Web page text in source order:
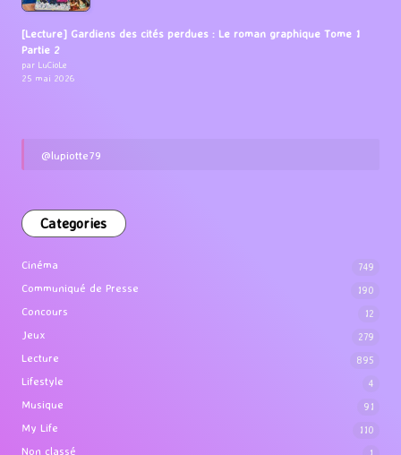
[Lecture] Gardiens des cités perdues : Le roman graphique Tome 1
Partie 2
par LuCioLe
25 mai 2026
@lupiotte79
Categories
Cinéma 749
Communiqué de Presse 190
Concours 12
Jeux 279
Lecture 895
Lifestyle 4
Musique 91
My Life 110
Non classé